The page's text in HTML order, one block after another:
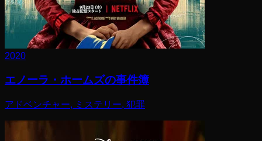
2020
エノーラ・ホームズの事件簿
アドベンチャー, ミステリー, 犯罪